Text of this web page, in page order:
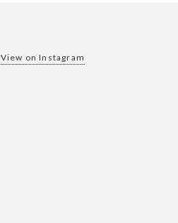
View on Instagram